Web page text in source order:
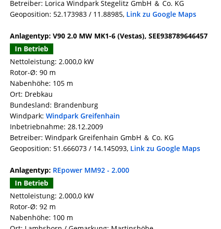
Betreiber: Lorica Windpark Stegelitz GmbH ＆ Co. KG
Geoposition: 52.173983 / 11.88985, Link zu Google Maps
Anlagentyp: V90 2.0 MW MK1-6 (Vestas), SEE938789646457
In Betrieb
Nettoleistung: 2.000,0 kW
Rotor-Ø: 90 m
Nabenhöhe: 105 m
Ort: Drebkau
Bundesland: Brandenburg
Windpark: Windpark Greifenhain
Inbetriebnahme: 28.12.2009
Betreiber: Windpark Greifenhain GmbH ＆ Co. KG
Geoposition: 51.666073 / 14.145093, Link zu Google Maps
Anlagentyp: REpower MM92 - 2.000
In Betrieb
Nettoleistung: 2.000,0 kW
Rotor-Ø: 92 m
Nabenhöhe: 100 m